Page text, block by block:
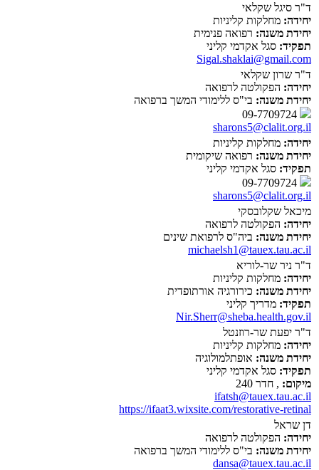
ד"ר סיגל שקלאי
יחידה: מחלקות קליניות
יחידת משנה: רפואה פנימית
תפקיד: סגל אקדמי קליני
Sigal.shaklai@gmail.com
ד"ר שרון שקלאי
יחידה: הפקולטה לרפואה
יחידת משנה: בי"ס ללימודי המשך ברפואה
sharons5@clalit.org.il
יחידה: מחלקות קליניות
יחידת משנה: רפואה שיקומית
תפקיד: סגל אקדמי קליני
sharons5@clalit.org.il
מיכאל שקלובסקי
יחידה: הפקולטה לרפואה
יחידת משנה: ביה"ס לרפואת שינים
michaelsh1@tauex.tau.ac.il
ד"ר ניר שר-לוריא
יחידה: מחלקות קליניות
יחידת משנה: כירורגיה אורתופדית
תפקיד: מדריך קליני
Nir.Sherr@sheba.health.gov.il
ד"ר יפעת שר-רוזנטל
יחידה: מחלקות קליניות
יחידת משנה: אופתלמולוגיה
תפקיד: סגל אקדמי קליני
מיקום: , חדר 240
ifatsh@tauex.tau.ac.il
https://ifaat3.wixsite.com/restorative-retinal
דן שראל
יחידה: הפקולטה לרפואה
יחידת משנה: בי"ס ללימודי המשך ברפואה
dansa@tauex.tau.ac.il